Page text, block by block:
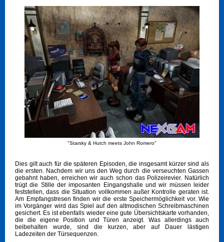
"Starsky & Hutch meets John Romero"
Dies gilt auch für die späteren Episoden, die insgesamt kürzer sind als
die ersten. Nachdem wir uns den Weg durch die verseuchten Gassen
gebahnt haben, erreichen wir auch schon das Polizeirevier. Natürlich
trügt die Stille der imposanten Eingangshalle und wir müssen leider
feststellen, dass die Situation vollkommen außer Kontrolle geraten ist.
Am Empfangstresen finden wir die erste Speichermöglichkeit vor. Wie
im Vorgänger wird das Spiel auf den altmodischen Schreibmaschinen
gesichert. Es ist ebenfalls wieder eine gute Übersichtskarte vorhanden,
die die eigene Position und Türen anzeigt. Was allerdings auch
beibehalten wurde, sind die kurzen, aber auf Dauer lästigen
Ladezeiten der Türsequenzen.